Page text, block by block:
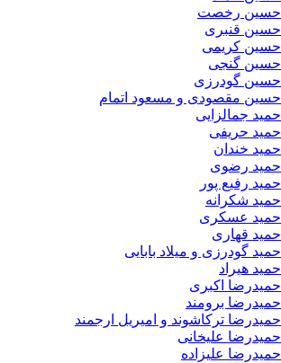
حسین رخصت
حسین قنبری
حسین کریمی
حسین گنجی
حسین گودرزی
حسین مقصودی و مسعود اتمام
حمید جمالزایی
حمید حریفی
حمید خندان
حمید رضوی
حمید رفیع پور
حمید شکرانه
حمید عسکری
حمید قهاری
حمید گودرزی و میلاد بابایی
حمید هیراد
حمیدرضا اکبری
حمیدرضا برومند
حمیدرضا ترکاشوند و امیریل ارجمند
حمیدرضا علیخانی
حمیدرضا علیزاده